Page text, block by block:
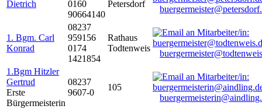
Dietrich
0160
90664140
Petersdorf
1. Bgm. Carl
Konrad
08237
959156
0174
1421854
Rathaus
Todtenweis
1.Bgm Hitzler
Gertrud
Erste
Bürgermeisterin
08237
9607-0
105